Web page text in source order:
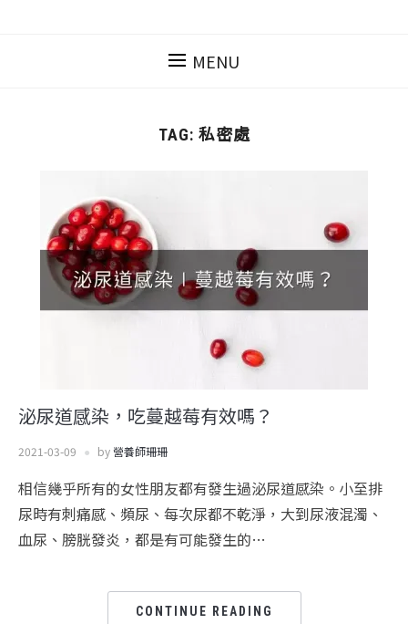
MENU
TAG: 私密處
泌尿道感染，吃蔓越莓有效嗎？
2021-03-09 by營養師珊珊
相信幾乎所有的女性朋友都有發生過泌尿道感染。小至排
尿時有刺痛感、頻尿、每次尿都不乾淨，大到尿液混濁、
血尿、膀胱發炎，都是有可能發生的…
CONTINUE READING